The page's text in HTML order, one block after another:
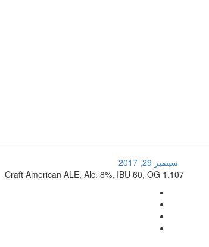
سبتمبر 29, 2017
Craft American ALE, Alc. 8%, IBU 60, OG 1.107